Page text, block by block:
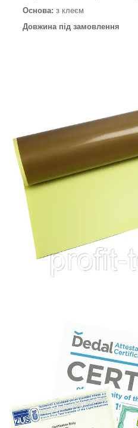
Основа: з клеєм
Довжина під замовлення